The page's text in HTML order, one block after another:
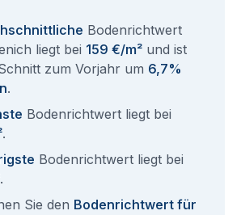
Bodenrichtwert
liegt bei 159 €/m² und ist
zum Vorjahr um 6,7%
.
Bodenrichtwert liegt bei
.
Bodenrichtwert liegt bei
.
Sie den Bodenrichtwert für